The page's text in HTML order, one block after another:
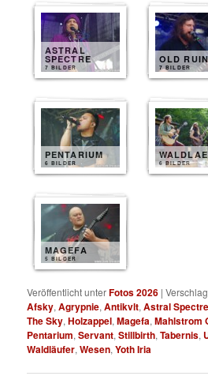
ASTRAL
SPECTRE
7 BILDER
OLD
7 BILDER
PENTARIUM
6 BILDER 6 BILDER
MAGEFA
5 BILDER
Veröffentlicht unterFotos 2026 |
Afsky,Agrypnie,Antikvlt,Astral Spectre
The Sky,Holzappel,Magefa,Mahlstrom
Pentarium,Servant,Stillbirth,Tabernis,
Waldläufer,Wesen,Yoth Iria